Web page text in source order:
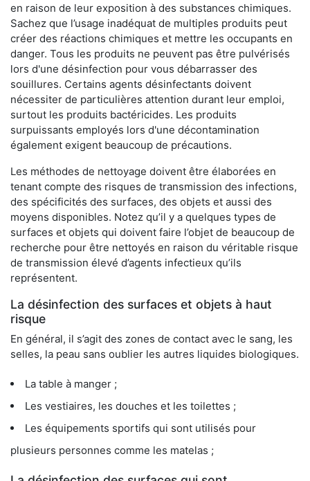
en raison de leur exposition à des substances chimiques.
Sachez que l’usage inadéquat de multiples produits peut
créer des réactions chimiques et mettre les occupants en
danger. Tous les produits ne peuvent pas être pulvérisés
lors d'une désinfection pour vous débarrasser des
souillures. Certains agents désinfectants doivent
nécessiter de particulières attention durant leur emploi,
surtout les produits bactéricides. Les produits
surpuissants employés lors d'une décontamination
également exigent beaucoup de précautions.
Les méthodes de nettoyage doivent être élaborées en
tenant compte des risques de transmission des infections,
des spécificités des surfaces, des objets et aussi des
moyens disponibles. Notez qu’il y a quelques types de
surfaces et objets qui doivent faire l’objet de beaucoup de
recherche pour être nettoyés en raison du véritable risque
de transmission élevé d’agents infectieux qu’ils
représentent.
La désinfection des surfaces et objets à haut
risque
En général, il s’agit des zones de contact avec le sang, les
selles, la peau sans oublier les autres liquides biologiques.
La table à manger ;
Les vestiaires, les douches et les toilettes ;
Les équipements sportifs qui sont utilisés pour
plusieurs personnes comme les matelas ;